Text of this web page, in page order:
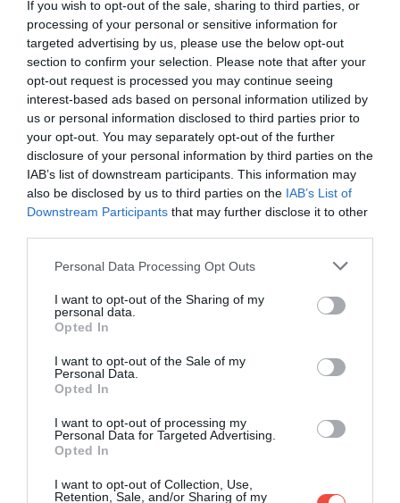
If you wish to opt-out of the sale, sharing to third parties, or
processing of your personal or sensitive information for
targeted advertising by us, please use the below opt-out
section to confirm your selection. Please note that after your
opt-out request is processed you may continue seeing
interest-based ads based on personal information utilized by
us or personal information disclosed to third parties prior to
your opt-out. You may separately opt-out of the further
disclosure of your personal information by third parties on the
IAB’s list of downstream participants. This information may
also be disclosed by us to third parties on the IAB’s List of
Downstream Participants that may further disclose it to other
Please note that this website/app uses one or more Google
not limited to your visit or usage behaviour. You may click to
grant or deny consent to Google and its third-party tags to
use your data for below specified purposes in below Google
consent section.
Personal Data Processing Opt Outs
I want to opt-out of the Sharing of my
personal data.
Opted In
I want to opt-out of the Sale of my
Personal Data.
Opted In
I want to opt-out of processing my
Personal Data for Targeted Advertising.
Opted In
I want to opt-out of Collection, Use,
Retention, Sale, and/or Sharing of my
Calamarata Fotó: Oxana Denezhkina/Shutterstock
Elkészítés
Pároljuk üvegesre a finomra vágott hagymát
olívaolajon. Adjuk hozzá a fokhagymát és a
a hús elveszíti nyers színét.
Sózzuk, borsozzuk, majd adjuk hozzá a
Közben főzzük ki a tésztát bő, sós vízben.